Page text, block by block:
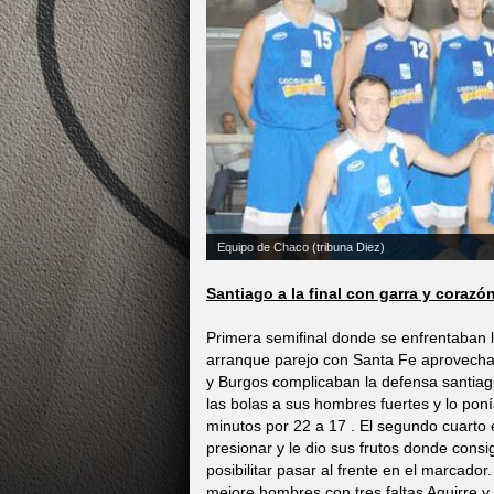
Equipo de Chaco (tribuna Diez)
Santiago a la final con garra y
Primera semifinal donde se
arranque parejo con Santa Fe
y Burgos complicaban la defensa
las bolas a sus hombres fuertes y lo
minutos por 22 a 17 . El segundo
presionar y le dio sus frutos donde
posibilitar pasar al frente en el